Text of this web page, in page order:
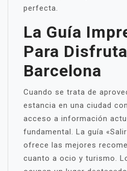
perfecta.
La Guía
Para
Barcelona
Cuando se trata de
estancia en una ciudad
acceso a información
fundamental. La guía
ofrece las mejores
cuanto a ocio y turismo.